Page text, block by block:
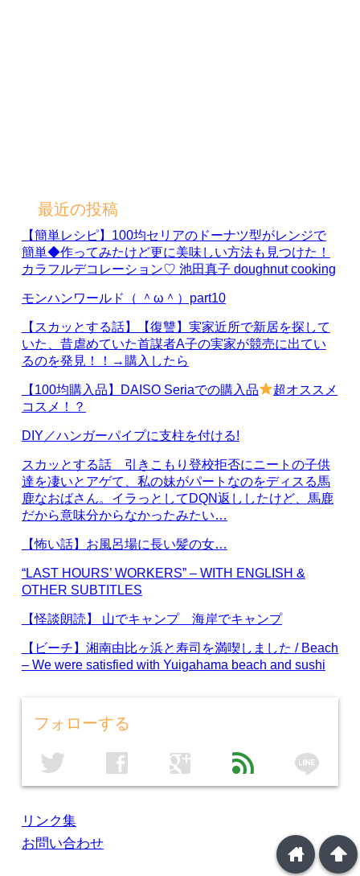
最近の投稿
【簡単レシピ】100均セリアのドーナツ型がレンジで
簡単◆作ってみたけど更に美味しい方法も見つけた！
カラフルデコレーション♡ 池田真子 doughnut cooking
モンハンワールド（ ＾ω＾）part10
【スカッとする話】【復讐】実家近所で新居を探して
いた、昔虐めていた首謀者A子の実家が競売に出てい
るのを発見！！→購入したら
【100均購入品】DAISO Seriaでの購入品
超オススメ
コスメ！？
DIY／ハンガーパイプに支柱を付ける!
スカッとする話 引きこもり登校拒否にニートの子供
達を凄いとアゲて、私の妹がパートなのをディスる馬
鹿なおばさん。イラっとしてDQN返ししたけど、馬鹿
だから意味分からなかったみたい…
【怖い話】お風呂場に長い髪の女…
“LAST HOURS’ WORKERS” – WITH ENGLISH &
OTHER SUBTITLES
【怪談朗読】 山でキャンプ 海岸でキャンプ
【ビーチ】湘南由比ヶ浜と寿司を満喫しました / Beach
– We were satisfied with Yuigahama beach and sushi
フォローする
twitter facebook google feed line
リンク集
お問い合わせ
arrowup
home